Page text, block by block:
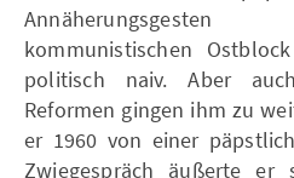
kommunistischen
politisch naiv. Aber
Reformen gingen ihm zu
er 1960 von einer
Zwiegespräch äußerte